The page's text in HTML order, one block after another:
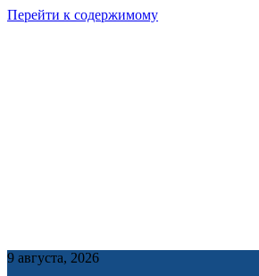
Перейти к содержимому
9 августа, 2026